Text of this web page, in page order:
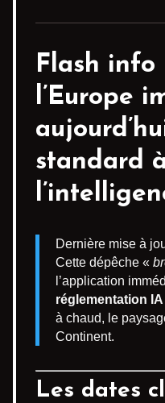
Flash info
l’Europe
standard à
Dernière mise à
Cette dépêche «
l’application
réglementation
à chaud, le
Continent.
Les dates